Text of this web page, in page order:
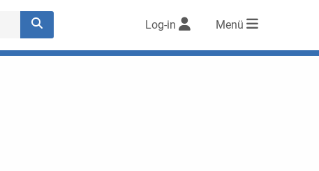
Log-in Menü